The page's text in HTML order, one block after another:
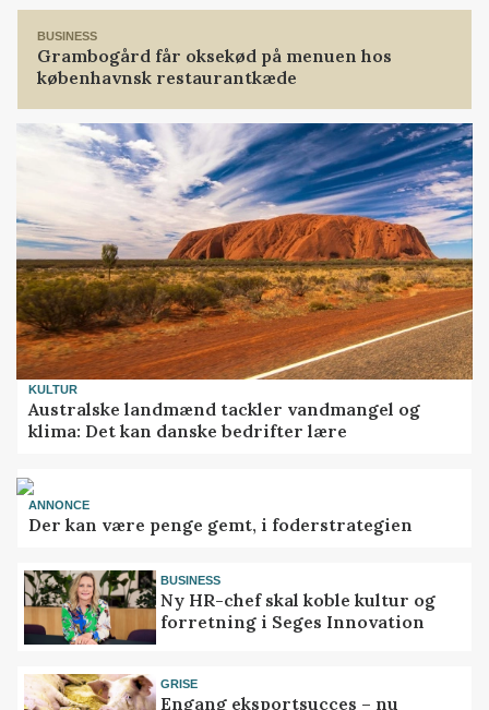
BUSINESS
Grambogård får oksekød på menuen hos
københavnsk restaurantkæde
KULTUR
Australske landmænd tackler vandmangel og
klima: Det kan danske bedrifter lære
ANNONCE
Der kan være penge gemt, i foderstrategien
BUSINESS
Ny HR-chef skal koble kultur og
forretning i Seges Innovation
GRISE
Engang eksportsucces – nu